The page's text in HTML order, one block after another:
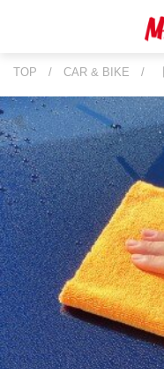
TOP / CAR & BIKE /